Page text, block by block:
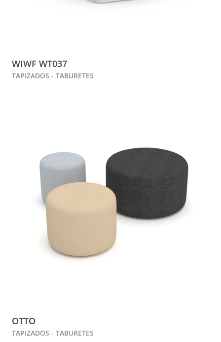
WIWF WT037
TAPIZADOS - TABURETES
OTTO
TAPIZADOS - TABURETES